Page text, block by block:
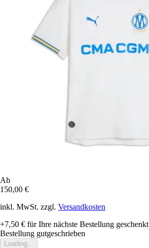
Ab
150,00 €
inkl. MwSt. zzgl. Versandkosten
+7,50 € für Ihre nächste Bestellung geschenkt
Bestellung gutgeschrieben
Loading...